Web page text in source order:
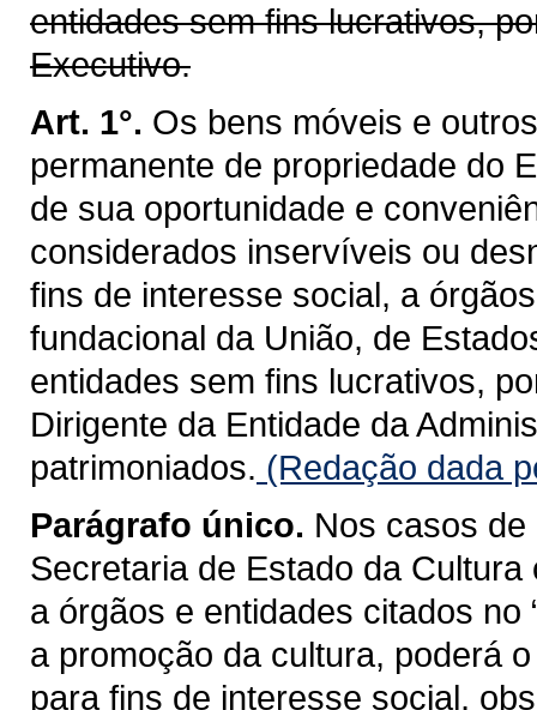
entidades sem fins lucrativos,
Executivo.
Art. 1°. Os bens móveis e
permanente de propriedade do
de sua oportunidade e
considerados inservíveis ou
fins de interesse social, a
fundacional da União, de
entidades sem fins lucrativos,
Dirigente da Entidade da
patrimoniados. (Redação dada
Parágrafo único. Nos casos
Secretaria de Estado da
a órgãos e entidades citados no
a promoção da cultura, poderá
para fins de interesse social,